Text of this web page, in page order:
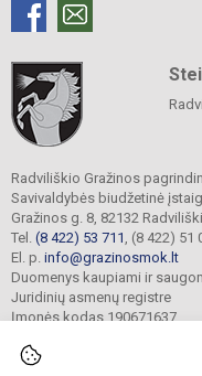
Radviliškio Gražinos
Savivaldybės biudžetinė
Gražinos g. 8, 82132
Tel. (8 422) 53 711 , (8 422) 51
El. p. info@grazinosmok.lt
Duomenys kaupiami ir
Juridinių asmenų registre
Įmonės kodas 190671637